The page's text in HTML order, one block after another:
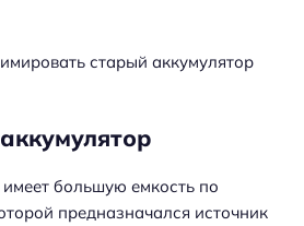
старый аккумулятор
большую емкость по
предназначался источник